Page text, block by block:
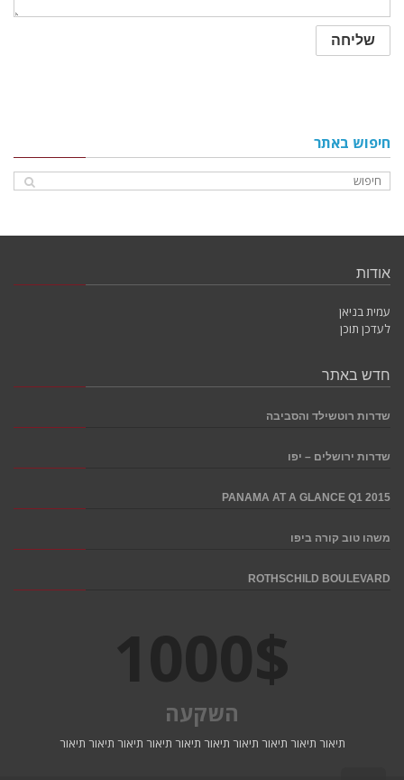
חיפוש באתר
אודות
עמית בניאן
לעדכן תוכן
חדש באתר
שדרות רוטשילד והסביבה
שדרות ירושלים – יפו
PANAMA AT A GLANCE Q1 2015
משהו טוב קורה ביפו
ROTHSCHILD BOULEVARD
1000$
השקעה
תיאור תיאור תיאור תיאור תיאור תיאור תיאור תיאור תיאור תיאור